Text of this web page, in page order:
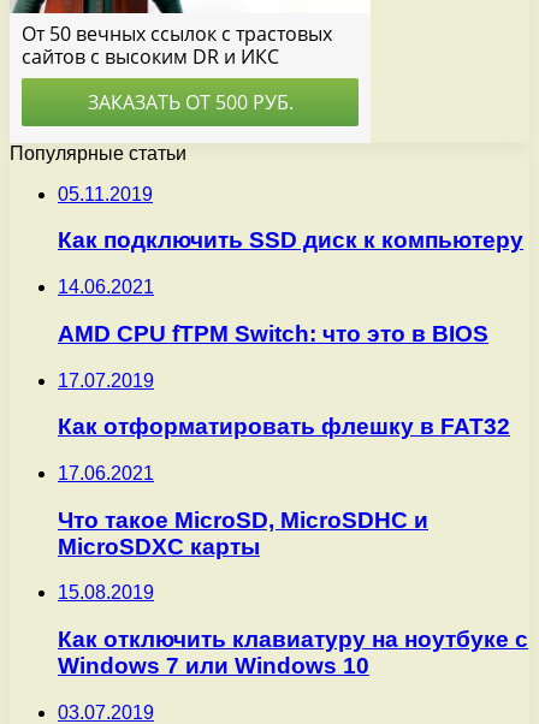
Популярные статьи
05.11.2019
Как подключить SSD диск к компьютеру
14.06.2021
AMD CPU fTPM Switch: что это в BIOS
17.07.2019
Как отформатировать флешку в FAT32
17.06.2021
Что такое MicroSD, MicroSDHC и
MicroSDXC карты
15.08.2019
Как отключить клавиатуру на ноутбуке с
Windows 7 или Windows 10
03.07.2019